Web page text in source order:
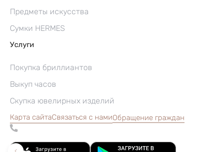
Предметы искусства
Сумки HERMES
Услуги
Покупка бриллиантов
Выкуп часов
Скупка ювелирных изделий
Карта сайтаСвязаться с намиОбращение граждан